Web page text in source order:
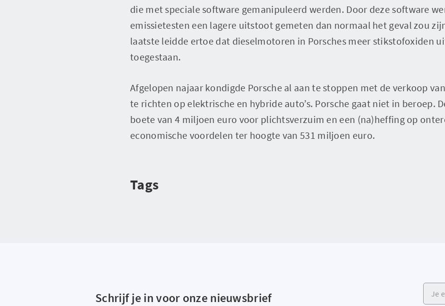
die met speciale software gemanipuleerd werden. Door deze software
emissietesten een lagere uitstoot gemeten dan normaal het geval zou
laatste leidde ertoe dat dieselmotoren in Porsches meer stikstofoxiden
toegestaan.
Afgelopen najaar kondigde Porsche al aan te stoppen met de verkoop
te richten op elektrische en hybride auto’s. Porsche gaat niet in beroep.
boete van 4 miljoen euro voor plichtsverzuim en een (na)heffing op
economische voordelen ter hoogte van 531 miljoen euro.
Tags
Schrijf je in voor onze nieuwsbrief
Je e-